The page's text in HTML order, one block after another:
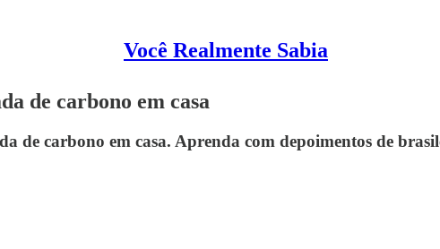
Você Realmente Sabia
de carbono em casa
de carbono em casa. Aprenda com depoimentos de